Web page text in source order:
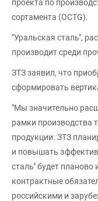
проекта по
сортамента (OCTG).
"Уральская сталь",
производит среди
ЗТЗ заявил, что
сформировать
"Мы значительно
рамки производства
продукции. ЗТЗ
и повышать
сталь" будет
контрактные
российскими и